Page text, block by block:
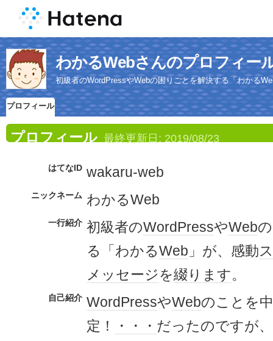
わかるWebさんのプロフィー
初級者のWordPressやWebの困りごとを解決する「わかる
プロフィール
プロフィール 最終更新日: 2019/08/23
はてなID wakaru-web
ニックネーム わかるWeb
一行紹介 初級者のWordPressやWeb
る「わかるWeb 」が、感動
メッセージを綴り ます。
自己紹介 WordPressやWebのことを
定！
・・・ だったのですが